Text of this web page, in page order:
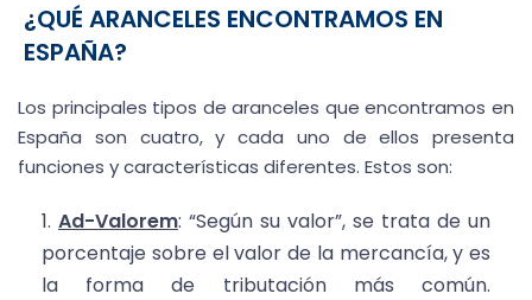
¿QUÉ ARANCELES ENCONTRAMOS EN
ESPAÑA?
Los principales tipos de aranceles que encontramos en
España son cuatro, y cada uno de ellos presenta
funciones y características diferentes. Estos son:
Ad-Valorem: “Según su valor”, se trata de un
porcentaje sobre el valor de la mercancía, y es
la forma de tributación más común.